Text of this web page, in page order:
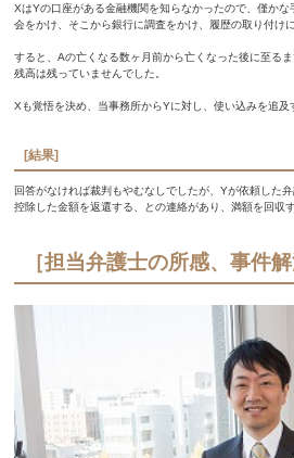
XはYの口座がある金融機関を知らなかったので、僅か
会をかけ、そこから銀行に調査をかけ、履歴の取り付け
すると、Aの亡くなる数ヶ月前から亡くなった後に至る
残高は残っていませんでした。
Xも覚悟を決め、当事務所からYに対し、使い込みを追及
[結果]
回答がなければ裁判もやむなしでしたが、Yが依頼した
控除した金額を返還する、との連絡があり、満額を回収
［担当弁護士の所感、事件